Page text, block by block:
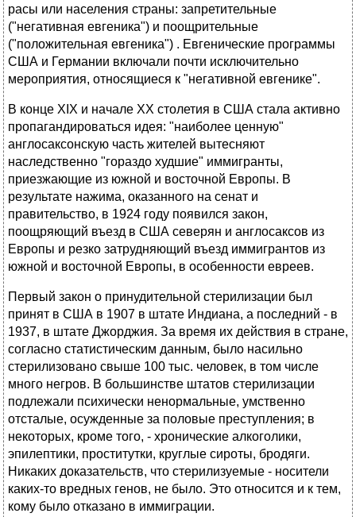
расы или населения страны: запретительные
("негативная евгеника") и поощрительные
("положительная евгеника") . Евгенические программы
США и Германии включали почти исключительно
мероприятия, относящиеся к "негативной евгенике".
В конце ХIХ и начале ХХ столетия в США стала активно
пропагандироваться идея: "наиболее ценную"
англосаксонскую часть жителей вытесняют
наследственно "гораздо худшие" иммигранты,
приезжающие из южной и восточной Европы. В
результате нажима, оказанного на сенат и
правительство, в 1924 году появился закон,
поощряющий въезд в США северян и англосаксов из
Европы и резко затрудняющий въезд иммигрантов из
южной и восточной Европы, в особенности евреев.
Первый закон о принудительной стерилизации был
принят в США в 1907 в штате Индиана, а последний - в
1937, в штате Джорджия. За время их действия в стране,
согласно статистическим данным, было насильно
стерилизовано свыше 100 тыс. человек, в том числе
много негров. В большинстве штатов стерилизации
подлежали психически ненормальные, умственно
отсталые, осужденные за половые преступления; в
некоторых, кроме того, - хронические алкоголики,
эпилептики, проститутки, круглые сироты, бродяги.
Никаких доказательств, что стерилизуемые - носители
каких-то вредных генов, не было. Это относится и к тем,
кому было отказано в иммиграции.